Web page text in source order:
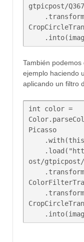
gtpicpost/
También
ejemplo haciendo
aplicando un filtro
int color =
Picasso
ost/gtpicpost/